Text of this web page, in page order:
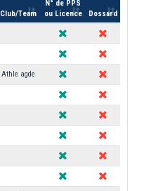
Club/Team
N° de PPS
ou Licence
Dossard
Athle agde